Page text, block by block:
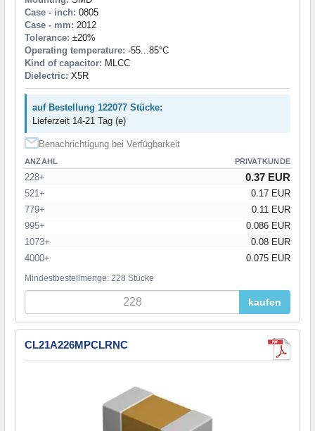
Case - inch: 0805
Case - mm: 2012
Tolerance: ±20%
Operating temperature: -55...85°C
Kind of capacitor: MLCC
Dielectric: X5R
auf Bestellung 122077 Stücke:
Lieferzeit 14-21 Tag (e)
Benachrichtigung bei Verfügbarkeit
ANZAHL PRIVATKUNDE
228+ 0.37 EUR
521+
0.17 EUR
779+
0.11 EUR
995+
0.086 EUR
1073+
0.08 EUR
4000+
0.075 EUR
Mindestbestellmenge: 228 Stücke
kaufen
CL21A226MPCLRNC